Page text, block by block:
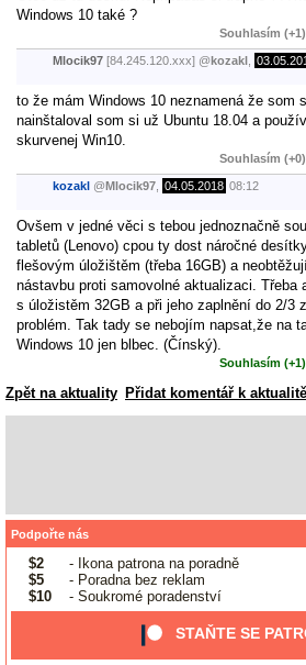
Windows 10 také ?
Souhlasím (+1)
Mlocik97 [84.245.120.xxx] @kozakl
to že mám Windows 10 neznamená že som
nainštaloval som si už Ubuntu 18.04 a
skurvenej Win10.
Souhlasím (+0)
kozakl @Mlocik97 04.05.2018 08:12
Ovšem v jedné věci s tebou jednoznačně
tabletů (Lenovo) cpou ty dost náročné
flešovým úložištěm (třeba 16GB) a
nástavbu proti samovolné aktualizaci. Třeba
s úložistěm 32GB a při jeho zaplnění do 2/3
problém. Tak tady se nebojím napsat,že na
Windows 10 jen blbec. (Čínský).
Souhlasím (+1)
Zpět na aktuality Přidat komentář k aktualitě
Podpořte nás
$2
- Ikona patrona na poradně
$5
- Poradna bez reklam
$10
- Soukromé poradenství
STAŇTE SE